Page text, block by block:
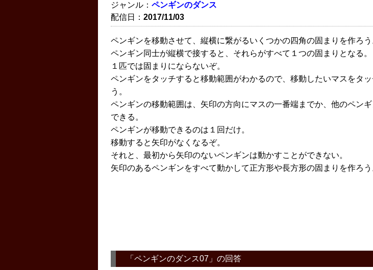
ジャンル： ペンギンのダンス
配信日： 2017/11/03
ペンギンを移動させて、縦横に繋がるいくつかの四角の固まりを作ろう
ペンギン同士が縦横で接すると、それらがすべて１つの固まりとなる。
１匹では固まりにならないぞ。
ペンギンをタッチすると移動範囲がわかるので、移動したいマスをタ
う。
ペンギンの移動範囲は、矢印の方向にマスの一番端までか、他のペン
できる。
ペンギンが移動できるのは１回だけ。
移動すると矢印がなくなるぞ。
それと、最初から矢印のないペンギンは動かすことができない。
矢印のあるペンギンをすべて動かして正方形や長方形の固まりを作ろう
「 ペンギンのダンス07 」の回答